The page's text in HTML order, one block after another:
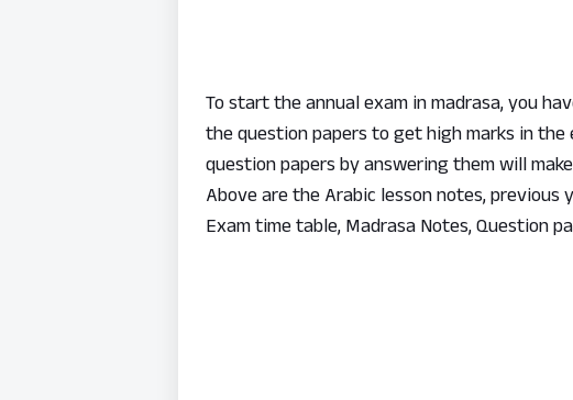
To start the annual exam in madrasa, you
the question papers to get high marks in
question papers by answering them will
Above are the Arabic lesson notes,
Exam time table, Madrasa Notes, Question